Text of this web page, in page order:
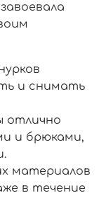
и снимать
отлично
и брюками,
материалов
в течение